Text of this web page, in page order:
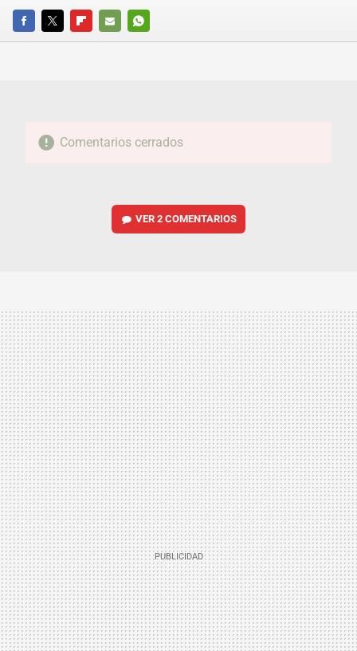
FACEBOOKTWITTERFLIPBOARD
E-
WHATSAPP
Comentarios cerrados
VER2 COMENTARIOS